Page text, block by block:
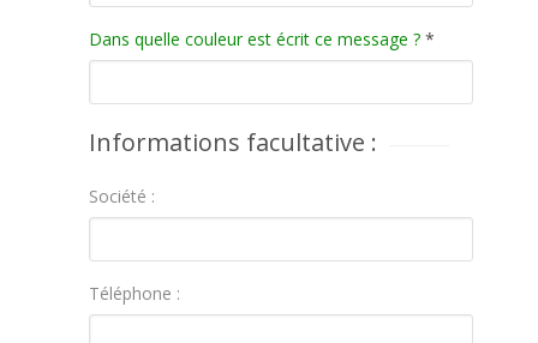
Dans quelle couleur est écrit ce message ? *
Informations facultative :
Société :
Téléphone :